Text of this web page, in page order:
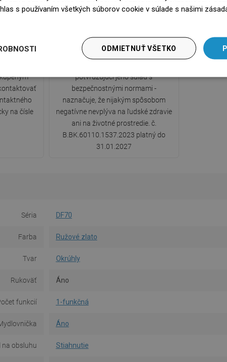
na čísle
Certifikát hygieny PZH
potvrdzujúci jeho súlad s
bezpečnostnými normami -
naznačuje, že nijakým spôsobom
negatívne nevplýva na ľudské zdravie
ani na životné prostredie. č.
B.BK.60110.1537.2023 platný do
31.01.2027
Séria DF70
Farba Ružové zlato
Tvar Okrúhly
Rukoväť Áno
funkcií 1-funkčná
Áno
na obsluhu Stiahnutie
s používaním všetkých súborov cookie v súlade s našimi
ODMIETNUŤ VŠETKO